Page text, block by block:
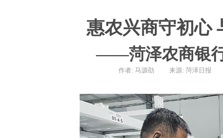
惠农兴商守初心
——菏泽农商银
作者: 马源劭 来源: 菏泽日报